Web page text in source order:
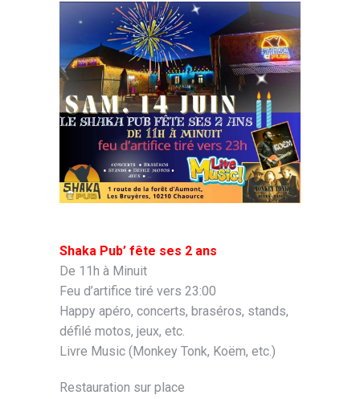
Shaka Pub’ fête ses 2 ans
De 11h à Minuit
Feu d’artifice tiré vers 23:00
Happy apéro, concerts, braséros, stands,
défilé motos, jeux, etc.
Livre Music (Monkey Tonk, Koëm, etc.)
Restauration sur place